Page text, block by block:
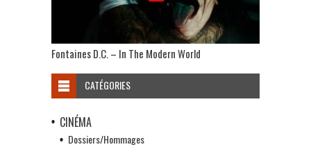
Fontaines D.C. – In The Modern World
CATÉGORIES
CINÉMA
Dossiers/Hommages